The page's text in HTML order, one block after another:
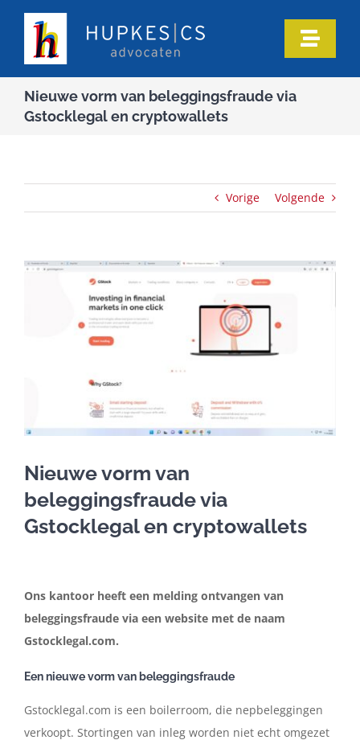
inhoud
Toggle
Nieuwe vorm van beleggingsfraude via
Gstocklegal en cryptowallets
Vorige Volgende
Nieuwe vorm van
beleggingsfraude via
Gstocklegal en cryptowallets
Ons kantoor heeft een melding ontvangen van
beleggingsfraude via een website met de naam
Gstocklegal.com.
Een nieuwe vorm van beleggingsfraude
Gstocklegal.com is een boilerroom, die nepbeleggingen
verkoopt. Stortingen van inleg worden niet echt omgezet